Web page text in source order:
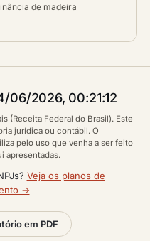
de madeira
06/2026, 00:21:12
(Receita Federal do Brasil). Este
jurídica ou contábil. O
pelo uso que venha a ser feito
apresentadas.
Veja os planos de
→
em PDF